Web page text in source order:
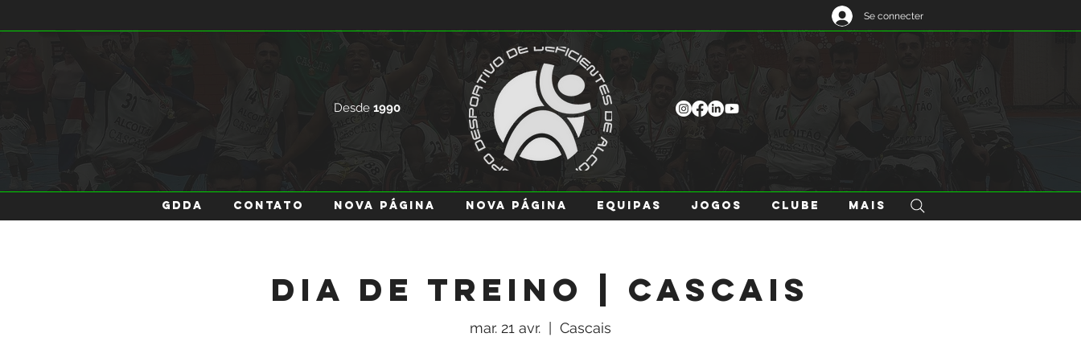
Se connecter
Desde 1990
GDDA Contato Nova página Nova página EQUIPAS JOGOS CLUBE Mais
Dia de Treino | Cascais
mar. 21 avr. Cascais